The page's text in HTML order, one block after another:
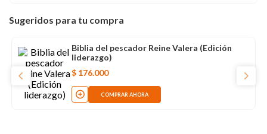
Sugeridos para tu compra
Biblia del pescador Reine Valera (Edición
liderazgo)
$ 176.000
COMPRAR AHORA